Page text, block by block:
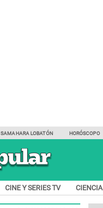
SAMAHARA LOBATÓN HORÓSCOPO
CINE Y SERIES TV CIENCIA